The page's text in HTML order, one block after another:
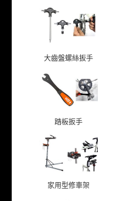
大齒盤螺絲扳手
踏板扳手
家用型修車架